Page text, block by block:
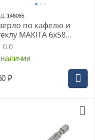
146065
по кафелю и
MAKITA 6x58
(D-78433)
0.0
₽